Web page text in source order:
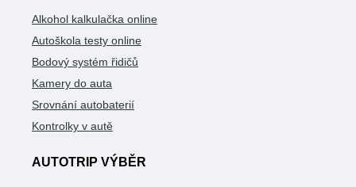
Alkohol kalkulačka online
Autoškola testy online
Bodový systém řidičů
Kamery do auta
Srovnání autobaterií
Kontrolky v autě
AUTOTRIP VÝBĚR